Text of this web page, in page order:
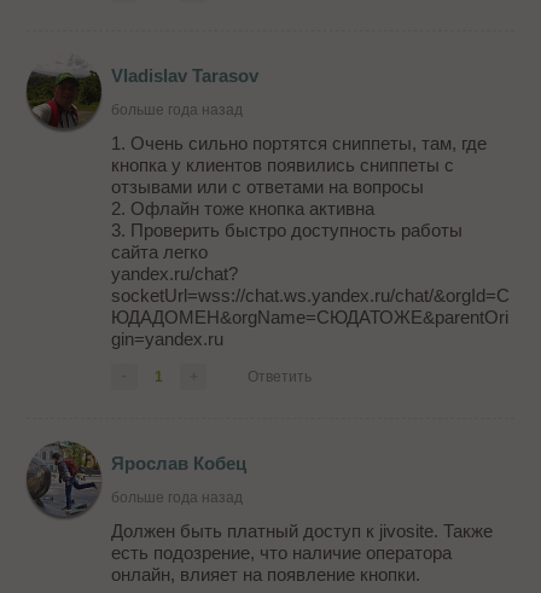
Vladislav Tarasov
больше года назад
1. Очень сильно портятся сниппеты, там, где
кнопка у клиентов появились сниппеты с
отзывами или с ответами на вопросы
2. Офлайн тоже кнопка активна
3. Проверить быстро доступность работы
сайта легко
yandex.ru/chat?
socketUrl=wss://chat.ws.yandex.ru/chat/&orgId=С
ЮДАДОМЕН&orgName=СЮДАТОЖЕ&parentOri
gin=yandex.ru
1 Ответить
Ярослав Кобец
больше года назад
Должен быть платный доступ к jivosite. Также
есть подозрение, что наличие оператора
онлайн, влияет на появление кнопки.